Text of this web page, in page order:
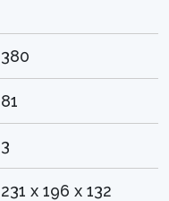
380
81
3
231 x 196 x 132